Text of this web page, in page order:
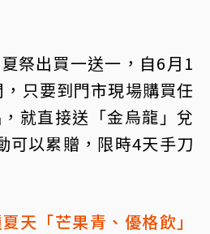
祭出買一送一，自6月1
只要到門市現場購買任
就直接送「金烏龍」兌
可以累贈，限時4天手刀
天「芒果青、優格飲」